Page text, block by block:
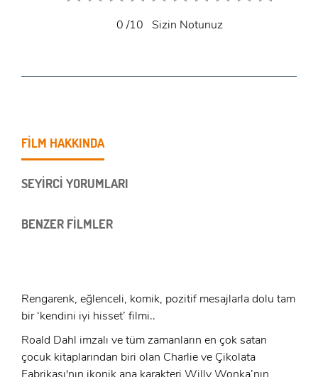
0/10 Sizin Notunuz
FİLM HAKKINDA
SEYİRCİ YORUMLARI
BENZER FİLMLER
Rengarenk, eğlenceli, komik, pozitif mesajlarla dolu tam
bir ‘kendini iyi hisset’ filmi..
Roald Dahl imzalı ve tüm zamanların en çok satan
çocuk kitaplarından biri olan Charlie ve Çikolata
Fabrikası'nın ikonik ana karakteri Willy Wonka’nın